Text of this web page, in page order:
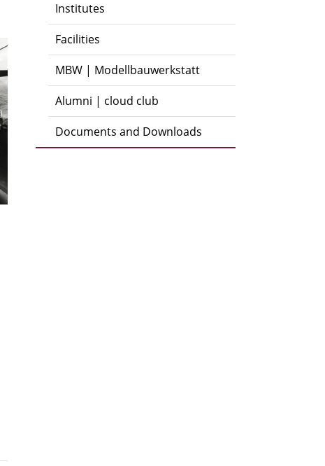
Institutes
Facilities
MBW | Modellbauwerkstatt
Alumni | cloud club
Documents and Downloads